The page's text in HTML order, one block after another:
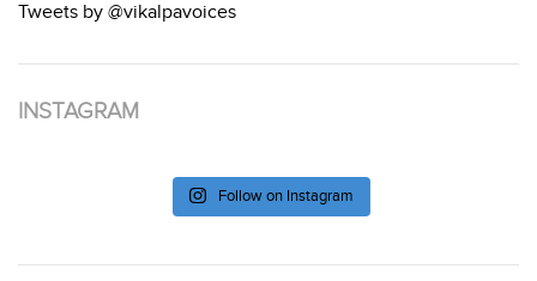
Tweets by @vikalpavoices
INSTAGRAM
Follow on Instagram